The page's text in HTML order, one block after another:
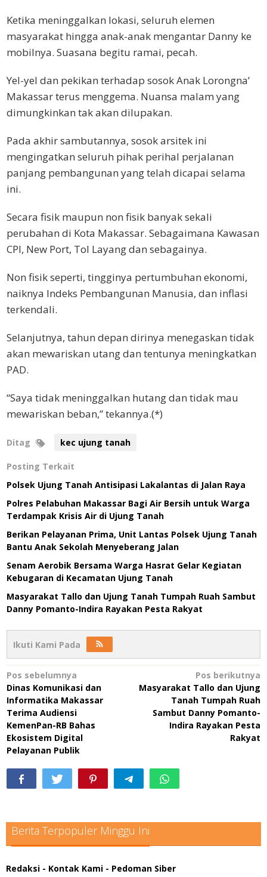
Ketika meninggalkan lokasi, seluruh elemen
masyarakat hingga anak-anak mengantar Danny ke
mobilnya. Suasana begitu ramai, pecah.
Yel-yel dan pekikan terhadap sosok Anak Lorongna’
Makassar terus menggema. Nuansa malam yang
dimungkinkan tak akan dilupakan.
Pada akhir sambutannya, sosok arsitek ini
mengingatkan seluruh pihak perihal perjalanan
panjang pembangunan yang telah dicapai selama
ini.
Secara fisik maupun non fisik banyak sekali
perubahan di Kota Makassar. Sebagaimana Kawasan
CPI, New Port, Tol Layang dan sebagainya.
Non fisik seperti, tingginya pertumbuhan ekonomi,
naiknya Indeks Pembangunan Manusia, dan inflasi
terkendali.
Selanjutnya, tahun depan dirinya menegaskan tidak
akan mewariskan utang dan tentunya meningkatkan
PAD.
“Saya tidak meninggalkan hutang dan tidak mau
mewariskan beban,” tekannya.(*)
Ditag kec ujung tanah
Posting Terkait
Polsek Ujung Tanah Antisipasi Lakalantas di Jalan Raya
Polres Pelabuhan Makassar Bagi Air Bersih untuk Warga
Terdampak Krisis Air di Ujung Tanah
Berikan Pelayanan Prima, Unit Lantas Polsek Ujung Tanah
Bantu Anak Sekolah Menyeberang Jalan
Senam Aerobik Bersama Warga Hasrat Gelar Kegiatan
Kebugaran di Kecamatan Ujung Tanah
Masyarakat Tallo dan Ujung Tanah Tumpah Ruah Sambut
Danny Pomanto-Indira Rayakan Pesta Rakyat
Ikuti Kami Pada
Navigasi
pos
Pos sebelumnya
Dinas Komunikasi dan
Informatika Makassar
Terima Audiensi
KemenPan-RB Bahas
Ekosistem Digital
Pelayanan Publik
Pos berikutnya
Masyarakat Tallo dan Ujung
Tanah Tumpah Ruah
Sambut Danny Pomanto-
Indira Rayakan Pesta
Rakyat
Berita Terpopuler Minggu Ini
Redaksi - Kontak Kami - Pedoman Siber